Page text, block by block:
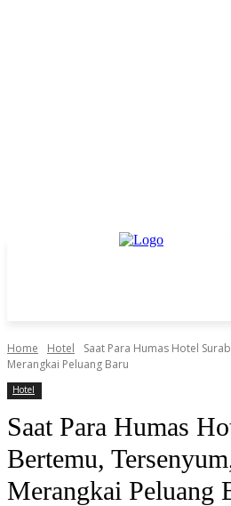
Home Hotel
Saat Para Humas Hotel
Merangkai Peluang Baru
Hotel
Saat Para Humas
Bertemu,
Merangkai Peluang